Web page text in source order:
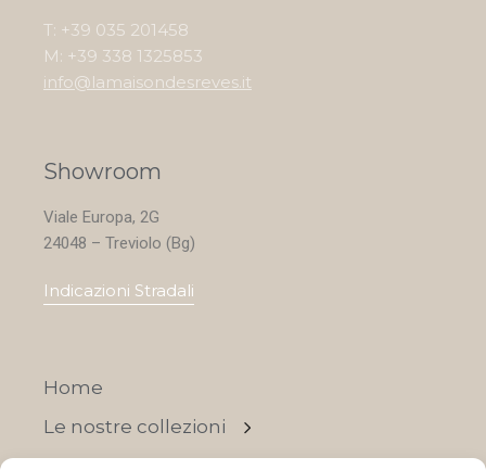
T: +39 035 201458
M: +39 338 1325853
info@lamaisondesreves.it
Showroom
Viale Europa, 2G
24048 – Treviolo (Bg)
Indicazioni Stradali
Home
Le nostre collezioni